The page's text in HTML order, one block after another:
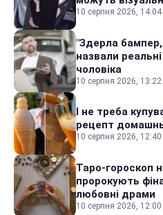
10 серпня 2026, 14:04
"Здерла бампер,
назвали
чоловіка
10 серпня 2026, 13:22
І не треба
рецепт
10 серпня 2026, 12:40
Таро-гороскоп
пророкують
любовні драми
10 серпня 2026, 12:00